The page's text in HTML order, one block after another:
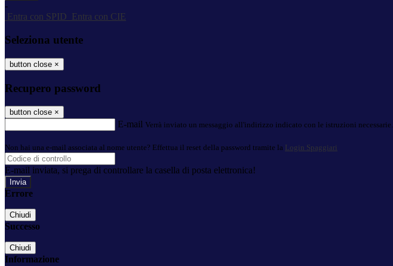
-
Entra con SPID
Entra con CIE
Seleziona utente
button close ×
Recupero password
button close ×
E-mail Verrà inviato un messaggio all'indirizzo indicato con le istruzioni necessarie.
Non hai una e-mail associata al nome utente? Effettua il reset della password tramite la Login Spaggiari
E-mail inviata, si prega di controllare la casella di posta elettronica!
Errore
Chiudi
Successo
Chiudi
Informazione